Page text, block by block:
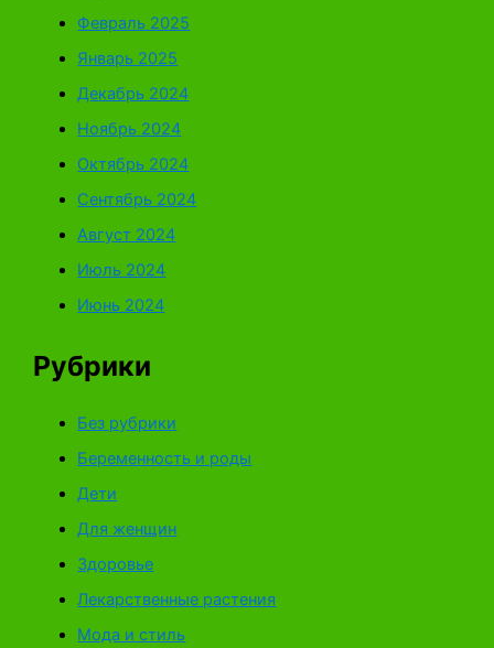
Февраль 2025
Январь 2025
Декабрь 2024
Ноябрь 2024
Октябрь 2024
Сентябрь 2024
Август 2024
Июль 2024
Июнь 2024
Рубрики
Без рубрики
Беременность и роды
Дети
Для женщин
Здоровье
Лекарственные растения
Мода и стиль